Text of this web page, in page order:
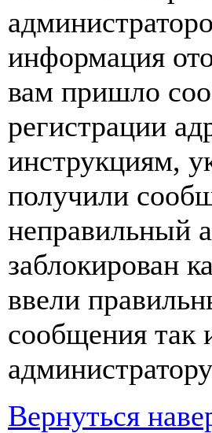
информация
вам пришло
регистрации
инструкциям,
получили
неправильный
заблокирован
ввели
сообщения так
Вернуться